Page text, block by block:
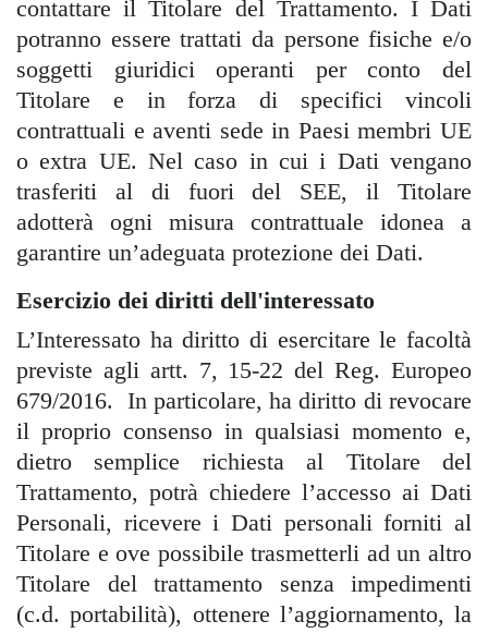
contattare il Titolare del Trattamento. I Dati
potranno essere trattati da persone fisiche e/o
soggetti giuridici operanti per conto del
Titolare e in forza di specifici vincoli
contrattuali e aventi sede in Paesi membri UE
o extra UE. Nel caso in cui i Dati vengano
trasferiti al di fuori del SEE, il Titolare
adotterà ogni misura contrattuale idonea a
garantire un’adeguata protezione dei Dati.
Esercizio dei diritti dell'interessato
L’Interessato ha diritto di esercitare le facoltà
previste agli artt. 7, 15-22 del Reg. Europeo
679/2016. In particolare, ha diritto di revocare
il proprio consenso in qualsiasi momento e,
dietro semplice richiesta al Titolare del
Trattamento, potrà chiedere l’accesso ai Dati
Personali, ricevere i Dati personali forniti al
Titolare e ove possibile trasmetterli ad un altro
Titolare del trattamento senza impedimenti
(c.d. portabilità), ottenere l’aggiornamento, la